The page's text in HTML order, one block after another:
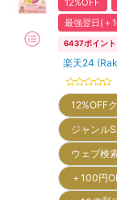
12%OFF
最強翌日(＋
6437ポイント
楽天24
12%OFF
ジャンル
ウェブ検
＋100円